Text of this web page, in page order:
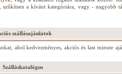
a kívánt kategóriára, vagy - nagyobb
szállásajánlatok
ahol kedvezményes, akciós és last minute
Szálláskatalógus